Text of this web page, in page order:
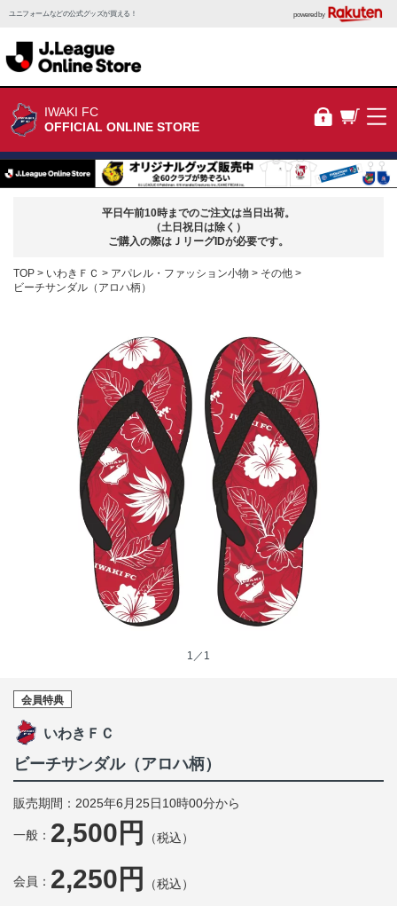
ユニフォームなどの公式グッズが買える！ powered by
IWAKI FC
OFFICIAL ONLINE STORE
平日午前10時までのご注文は当日出荷。
（土日祝日は除く）
ご購入の際はＪリーグIDが必要です。
TOP いわきＦＣ アパレル・ファッション小物
その他
ビーチサンダル（アロハ柄）
1／1
会員特典
いわきＦＣ
ビーチサンダル（アロハ柄）
販売期間：2025年6月25日10時00分から
一般： 2,500円 （税込）
会員： 2,250円 （税込）